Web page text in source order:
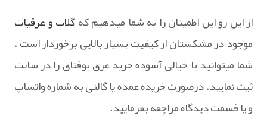
از این رو این اطمینان را به شما میدهیم کهگلاب و عرقیات
موجود در مشکستان از کیفیت بسیار بالایی برخوردار است .
شما میتوانید با خیالی آسوده خرید عرق بوقناق را در سایت
ثیت نمایید. درصورت خریده عمده یا گالنی به شماره واتساپ
و یا قسمت دیدگاه مراچعه بفرمایید.